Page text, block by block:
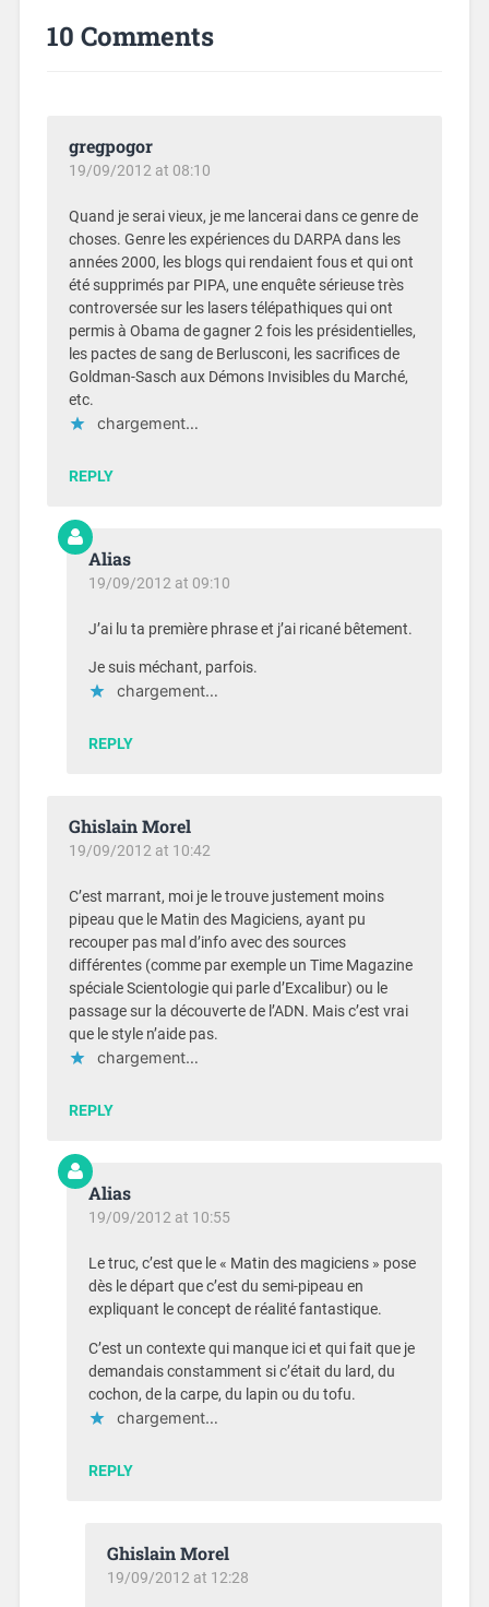
10 Comments
gregpogor
19/09/2012 at 08:10
Quand je serai vieux, je me lancerai dans ce genre de
choses. Genre les expériences du DARPA dans les
années 2000, les blogs qui rendaient fous et qui ont
été supprimés par PIPA, une enquête sérieuse très
controversée sur les lasers télépathiques qui ont
permis à Obama de gagner 2 fois les présidentielles,
les pactes de sang de Berlusconi, les sacrifices de
Goldman-Sasch aux Démons Invisibles du Marché,
etc.
chargement…
REPLY
Alias
19/09/2012 at 09:10
J’ai lu ta première phrase et j’ai ricané bêtement.
Je suis méchant, parfois.
chargement…
REPLY
Ghislain Morel
19/09/2012 at 10:42
C’est marrant, moi je le trouve justement moins
pipeau que le Matin des Magiciens, ayant pu
recouper pas mal d’info avec des sources
différentes (comme par exemple un Time Magazine
spéciale Scientologie qui parle d’Excalibur) ou le
passage sur la découverte de l’ADN. Mais c’est vrai
que le style n’aide pas.
chargement…
REPLY
Alias
19/09/2012 at 10:55
Le truc, c’est que le « Matin des magiciens » pose
dès le départ que c’est du semi-pipeau en
expliquant le concept de réalité fantastique.
C’est un contexte qui manque ici et qui fait que je
demandais constamment si c’était du lard, du
cochon, de la carpe, du lapin ou du tofu.
chargement…
REPLY
Ghislain Morel
19/09/2012 at 12:28